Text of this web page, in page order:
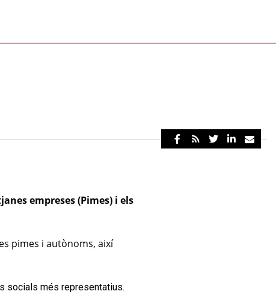
empreses (Pimes) i els
pimes i autònoms, així
socials més representatius.